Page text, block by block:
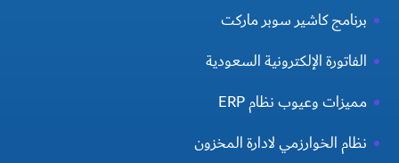
برنامج كاشير سوبر ماركت
الفاتورة الإلكترونية السعودية
مميزات وعيوب نظام ERP
نظام الخوارزمي لادارة المخزون